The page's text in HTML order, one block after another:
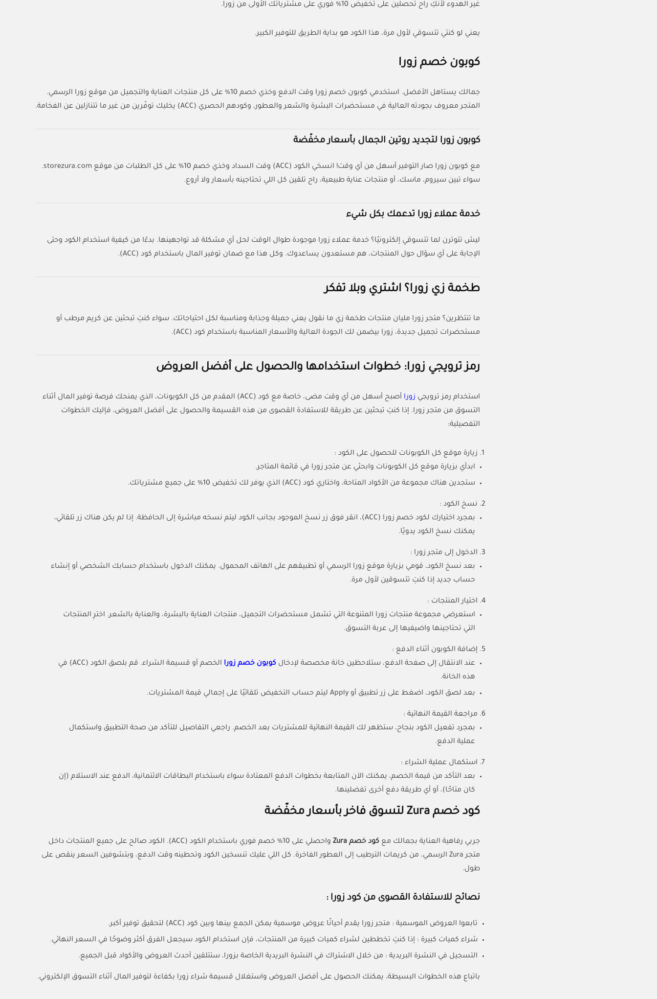
غير الهدوء لأنكِ راح تحصلين على تخفيض 10% فوري على مشترياتك الأولى من زورا.
يعني لو كنتي تتسوقي لأول مرة، هذا الكود هو بداية الطريق للتوفير الكبير.
كوبون خصم زورا
جمالك يستاهل الأفضل. استخدمي كوبون خصم زورا وقت الدفع وخذي خصم 10% على كل منتجات العناية والتجميل من موقع زورا الرسمي.
المتجر معروف بجودته العالية في مستحضرات البشرة والشعر والعطور، وكودهم الحصري (ACC) يخليك توفّرين من غير ما تتنازلين عن الفخامة.
كوبون زورا لتجديد روتين الجمال بأسعار مخفّضة
مع كوبون زورا صار التوفير أسهل من أي وقت! انسخي الكود (ACC) وقت السداد وخذي خصم 10% على كل الطلبات من موقع storezura.com.
سواء تبين سيروم، ماسك، أو منتجات عناية طبيعية، راح تلقين كل اللي تحتاجينه بأسعار ولا أروع.
خدمة عملاء زورا تدعمك بكل شيء
ليش تتوترن لما تتسوقي إلكترونيًا؟ خدمة عملاء زورا موجودة طوال الوقت لحل أي مشكلة قد تواجهينها. بدءًا من كيفية استخدام الكود وحتى
الإجابة على أي سؤال حول المنتجات، هم مستعدون يساعدوك. وكل هذا مع ضمان توفير المال باستخدام كود (ACC).
طخمة زي زورا؟ اشتري وبلا تفكر
ما تنتظرين؟ متجر زورا مليان منتجات طخمة زي ما نقول يعني جميلة وجذابة ومناسبة لكل احتياجاتك. سواء كنتِ تبحثين عن كريم مرطب أو
مستحضرات تجميل جديدة، زورا بيضمن لك الجودة العالية والأسعار المناسبة باستخدام كود (ACC).
رمز ترويجي زورا: خطوات استخدامها والحصول على أفضل العروض
استخدام رمز ترويجي زورا
أصبح أسهل من أي وقت مضى، خاصة مع كود (ACC) المقدم من كل الكوبونات، الذي يمنحك فرصة توفير المال أثناء
التسوق من متجر زورا. إذا كنتِ تبحثين عن طريقة للاستفادة القصوى من هذه القسيمة والحصول على أفضل العروض، فإليك الخطوات
التفصيلية:
زيارة موقع كل الكوبونات للحصول على الكود :
ابدأي بزيارة موقع كل الكوبونات وابحثي عن متجر زورا في قائمة المتاجر.
ستجدين هناك مجموعة من الأكواد المتاحة، واختاري كود (ACC) الذي يوفر لك تخفيض 10% على جميع مشترياتك.
نسخ الكود :
بمجرد اختيارك لكود خصم زورا (ACC)، انقر فوق زر نسخ الموجود بجانب الكود ليتم نسخه مباشرة إلى الحافظة. إذا لم يكن هناك زر تلقائي،
يمكنك نسخ الكود يدويًا.
الدخول إلى متجر زورا :
بعد نسخ الكود، قومي بزيارة موقع زورا الرسمي أو تطبيقهم على الهاتف المحمول. يمكنك الدخول باستخدام حسابك الشخصي أو إنشاء
حساب جديد إذا كنتِ تتسوقين لأول مرة.
اختيار المنتجات :
استعرضي مجموعة منتجات زورا المتنوعة التي تشمل مستحضرات التجميل، منتجات العناية بالبشرة، والعناية بالشعر. اخترِ المنتجات
التي تحتاجينها واضيفيها إلى عربة التسوق.
إضافة الكوبون أثناء الدفع :
عند الانتقال إلى صفحة الدفع، ستلاحظين خانة مخصصة لإدخال كوبون خصم زورا
الخصم أو قسيمة الشراء. قم بلصق الكود (ACC) في
هذه الخانة.
بعد لصق الكود، اضغط على زر تطبيق أو Apply ليتم حساب التخفيض تلقائيًا على إجمالي قيمة المشتريات.
مراجعة القيمة النهائية :
بمجرد تفعيل الكود بنجاح، ستظهر لك القيمة النهائية للمشتريات بعد الخصم. راجعي التفاصيل للتأكد من صحة التطبيق واستكمال
عملية الدفع.
استكمال عملية الشراء :
بعد التأكد من قيمة الخصم، يمكنك الآن المتابعة بخطوات الدفع المعتادة سواء باستخدام البطاقات الائتمانية، الدفع عند الاستلام (إن
كان متاحًا)، أو أي طريقة دفع أخرى تفضلينها.
كود خصم Zura لتسوق فاخر بأسعار مخفّضة
جربي رفاهية العناية بجمالك مع كود خصم Zura
واحصلي على 10% خصم فوري باستخدام الكود (ACC). الكود صالح على جميع المنتجات داخل
متجر Zura الرسمي، من كريمات الترطيب إلى العطور الفاخرة. كل اللي عليك تنسخين الكود وتحطينه وقت الدفع، وبتشوفين السعر ينقص على
طول.
نصائح للاستفادة القصوى من كود زورا :
تابعوا العروض الموسمية : متجر زورا يقدم أحيانًا عروض موسمية يمكن الجمع بينها وبين كود (ACC) لتحقيق توفير أكبر.
شراء كميات كبيرة : إذا كنتِ تخططين لشراء كميات كبيرة من المنتجات، فإن استخدام الكود سيجعل الفرق أكثر وضوحًا في السعر النهائي.
التسجيل في النشرة البريدية : من خلال الاشتراك في النشرة البريدية الخاصة بزورا، ستتلقين أحدث العروض والأكواد قبل الجميع.
باتباع هذه الخطوات البسيطة، يمكنك الحصول على أفضل العروض واستغلال قسيمة شراء زورا بكفاءة لتوفير المال أثناء التسوق الإلكتروني.